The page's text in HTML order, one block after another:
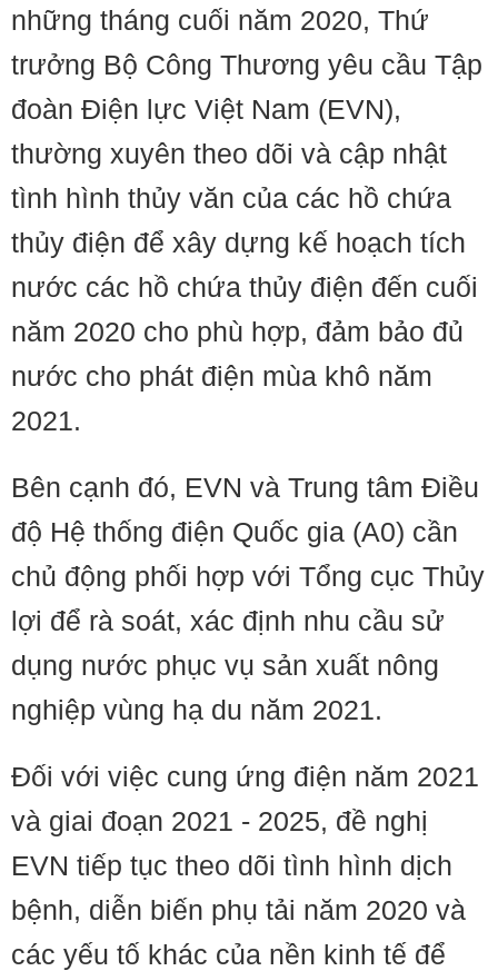
những tháng cuối năm 2020, Thứ
trưởng Bộ Công Thương yêu cầu Tập
đoàn Điện lực Việt Nam (EVN),
thường xuyên theo dõi và cập nhật
tình hình thủy văn của các hồ chứa
thủy điện để xây dựng kế hoạch tích
nước các hồ chứa thủy điện đến cuối
năm 2020 cho phù hợp, đảm bảo đủ
nước cho phát điện mùa khô năm
2021.
Bên cạnh đó, EVN và Trung tâm Điều
độ Hệ thống điện Quốc gia (A0) cần
chủ động phối hợp với Tổng cục Thủy
lợi để rà soát, xác định nhu cầu sử
dụng nước phục vụ sản xuất nông
nghiệp vùng hạ du năm 2021.
Đối với việc cung ứng điện năm 2021
và giai đoạn 2021 - 2025, đề nghị
EVN tiếp tục theo dõi tình hình dịch
bệnh, diễn biến phụ tải năm 2020 và
các yếu tố khác của nền kinh tế để